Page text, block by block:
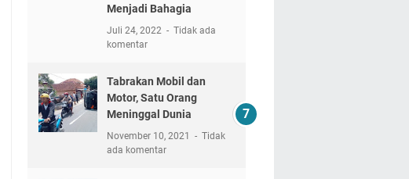
Menjadi Bahagia
Juli 24, 2022
Tidak ada
komentar
Tabrakan Mobil dan
Motor, Satu Orang
Meninggal Dunia
November 10, 2021
Tidak
ada komentar